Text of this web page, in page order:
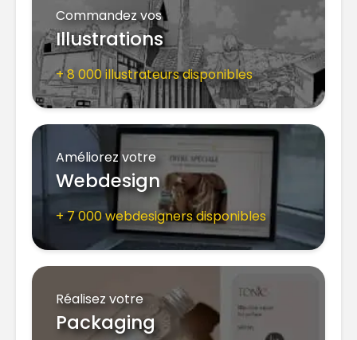
Commandez vos
Illustrations
+ 8 000 illustrateurs disponibles
Améliorez votre
Webdesign
+ 7 000 webdesigners disponibles
Réalisez votre
Packaging